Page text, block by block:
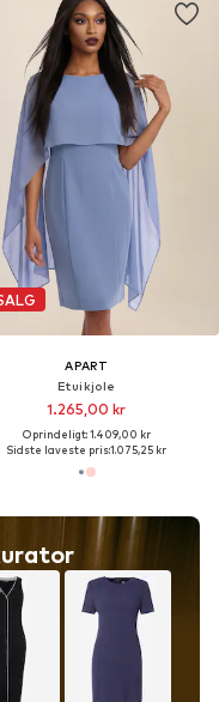
APART
Etuikjole
1.265,00 kr
Oprindeligt: 1.409,00 kr
Sidste laveste pris:1.075,25 kr